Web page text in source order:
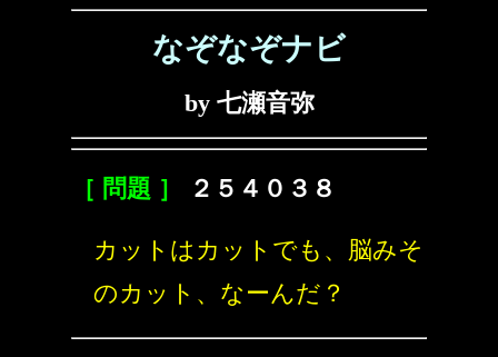
なぞなぞナビ
by 七瀬音弥
［ 問題 ］ ２５４０３８
カットはカットでも、脳みそ
のカット、なーんだ？